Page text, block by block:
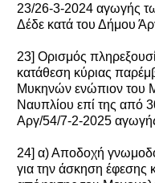
23/26-3-2024 αγωγής
Δέδε κατά του Δήμου
23] Ορισμός
κατάθεση κύριας
Μυκηνών ενώπιον του
Ναυπλίου επί της από
Αργ/54/7-2-2025
24] α) Αποδοχή
για την άσκηση έφεσης